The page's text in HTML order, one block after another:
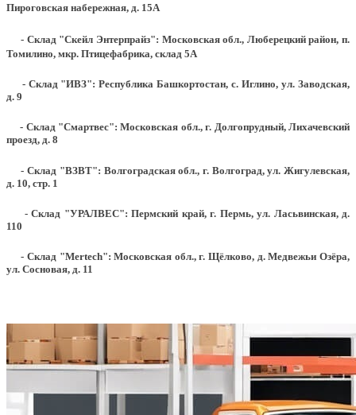
Пироговская набережная, д. 15А
- Склад "Скейл Энтерпрайз": Московская обл., Люберецкий район, п.
Томилино, мкр. Птицефабрика, склад 5А
- Склад "ИВЗ": Республика Башкортостан, с. Иглино, ул. Заводская,
д. 9
- Склад "Смартвес":Московская обл., г. Долгопрудный, Лихачевский
проезд, д. 8
- Склад "ВЗВТ": Волгоградская обл., г. Волгоград, ул. Жигулевская,
д. 10, стр. 1
- Склад "УРАЛВЕС": Пермский край, г. Пермь, ул. Ласьвинская, д.
110
- Склад "Mertech": Московская обл., г. Щёлково, д. Медвежьи Озёра,
ул. Сосновая, д. 11